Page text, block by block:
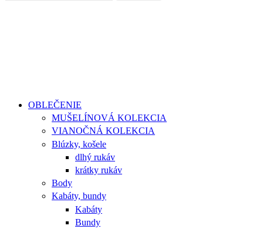
OBLEČENIE
MUŠELÍNOVÁ KOLEKCIA
VIANOČNÁ KOLEKCIA
Blúzky, košele
dlhý rukáv
krátky rukáv
Body
Kabáty, bundy
Kabáty
Bundy